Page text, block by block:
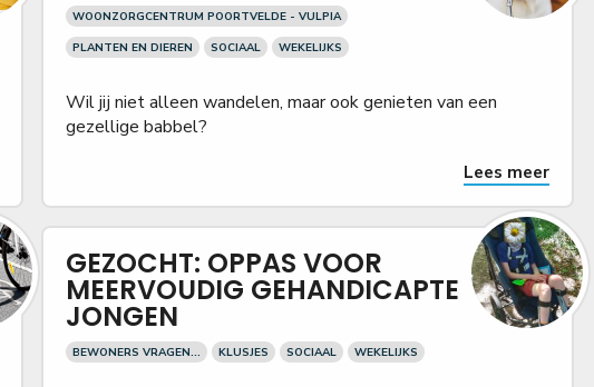
WOONZORGCENTRUM POORTVELDE - VULPIA
PLANTEN EN DIEREN
SOCIAAL WEKELIJKS
Wil jij niet alleen wandelen, maar ook genieten van een
gezellige babbel?
Lees meer
GEZOCHT: OPPAS VOOR
MEERVOUDIG GEHANDICAPTE
JONGEN
BEWONERS VRAGEN... KLUSJES SOCIAAL WEKELIJKS